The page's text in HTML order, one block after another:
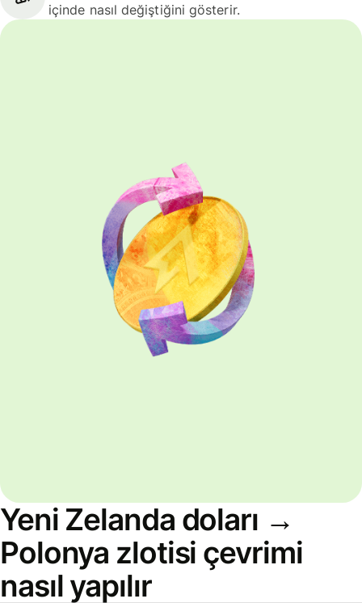
içinde nasıl değiştiğini gösterir.
Yeni Zelanda doları →
Polonya zlotisi çevrimi
nasıl yapılır